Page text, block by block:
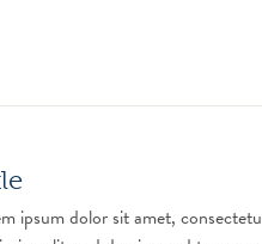
ipsum dolor sit amet,